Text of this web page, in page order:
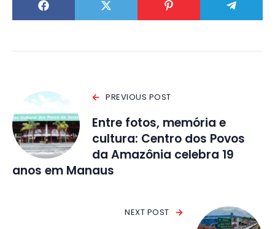
PREVIOUS POST
Entre fotos, memória e
cultura: Centro dos Povos
da Amazônia celebra 19
anos em Manaus
NEXT POST